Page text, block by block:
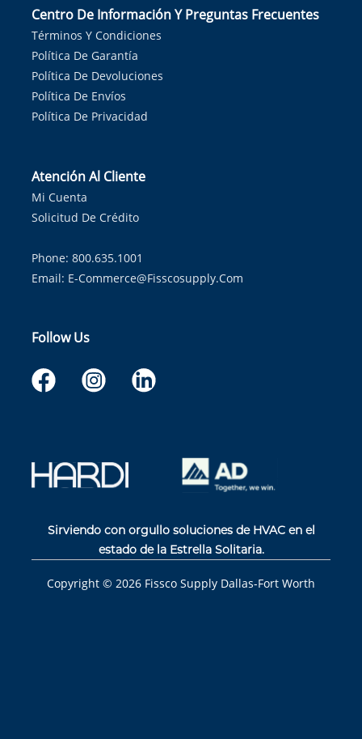
Centro De Información Y Preguntas Frecuentes
Términos Y Condiciones
Política De Garantía
Política De Devoluciones
Política De Envíos
Política De Privacidad
Atención Al Cliente
Mi Cuenta
Solicitud De Crédito
Phone: 800.635.1001
Email: E-Commerce@fisscosupply.com
Follow Us
Sirviendo con orgullo soluciones de HVAC en el
estado de la Estrella Solitaria.
Copyright © 2026 Fissco Supply Dallas-Fort Worth